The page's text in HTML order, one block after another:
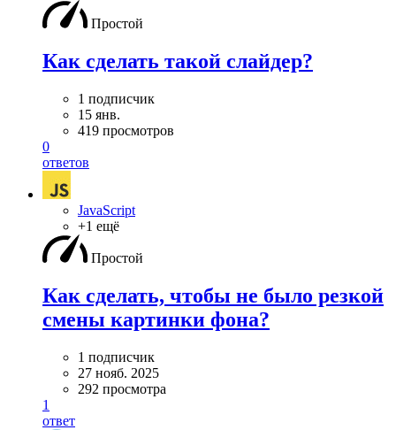
Простой
Как сделать такой слайдер?
1 подписчик
15 янв.
419 просмотров
0
ответов
JavaScript
+1 ещё
Простой
Как сделать, чтобы не было резкой
смены картинки фона?
1 подписчик
27 нояб. 2025
292 просмотра
1
ответ